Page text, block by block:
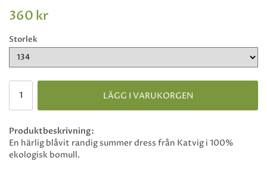
360 kr
Storlek
LÄGG I VARUKORGEN
Produktbeskrivning:
En härlig blåvit randig summer dress från Katvig i 100%
ekologisk bomull.